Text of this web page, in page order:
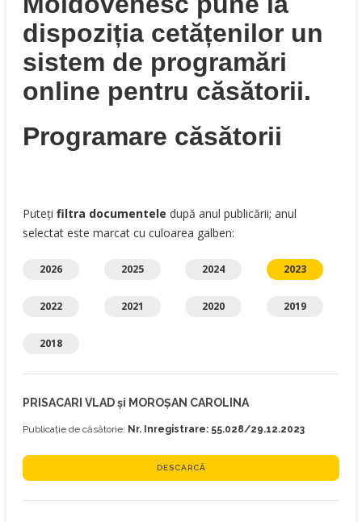
dispoziția cetățenilor un
sistem de programări
online pentru căsătorii.
Programare căsătorii
Puteți filtra documentele după anul publicării; anul
selectat este marcat cu culoarea galben:
2026 2025 2024 2023
2022 2021 2020 2019
2018
PRISACARI VLAD și MOROȘAN CAROLINA
Publicație de căsătorie: Nr. Inregistrare: 55.028/29.12.2023
DESCARCĂ